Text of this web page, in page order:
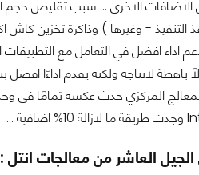
العاشر من معالجات انتل :